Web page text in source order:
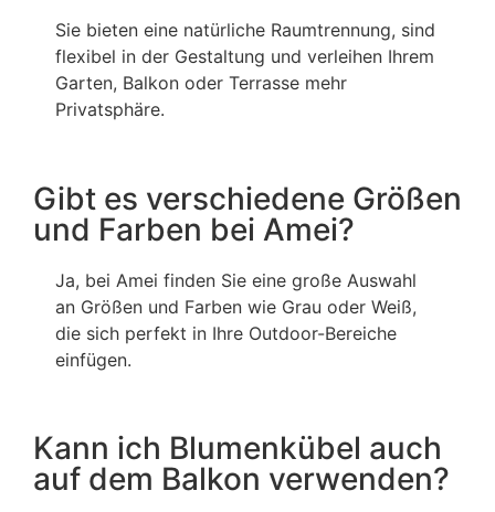
Sie bieten eine natürliche Raumtrennung, sind
flexibel in der Gestaltung und verleihen Ihrem
Garten, Balkon oder Terrasse mehr
Privatsphäre.
Gibt es verschiedene Größen
und Farben bei Amei?
Ja, bei Amei finden Sie eine große Auswahl
an Größen und Farben wie Grau oder Weiß,
die sich perfekt in Ihre Outdoor-Bereiche
einfügen.
Kann ich Blumenkübel auch
auf dem Balkon verwenden?